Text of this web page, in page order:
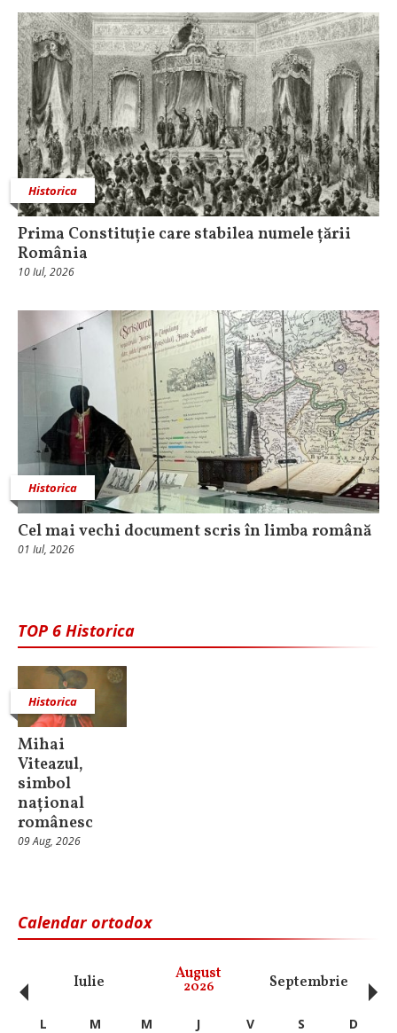
Historica
Prima Constituție care stabilea numele țării
România
10 Iul, 2026
Historica
Cel mai vechi document scris în limba română
01 Iul, 2026
TOP 6 Historica
Historica
Mihai
Viteazul,
simbol
național
românesc
09 Aug, 2026
Calendar ortodox
Iulie August
2026 Septembrie
‹ L M M J V S
D